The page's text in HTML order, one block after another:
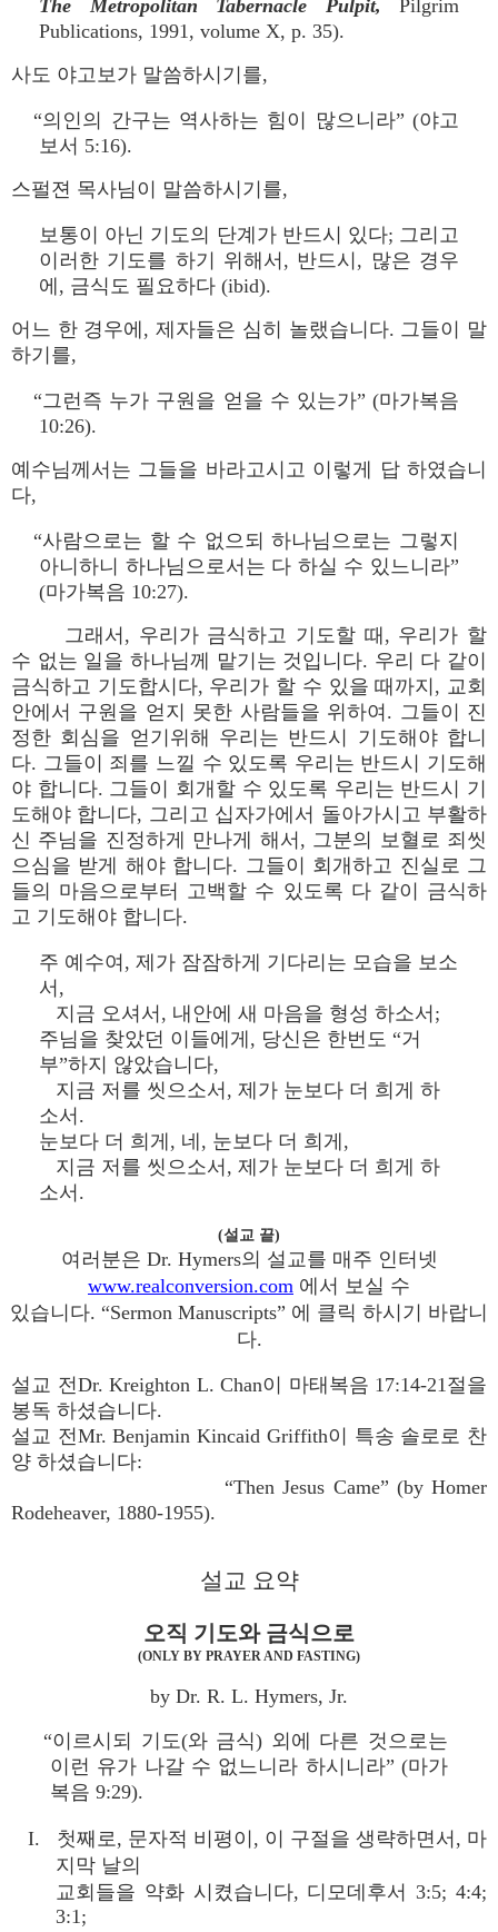
The Metropolitan Tabernacle Pulpit, Pilgrim
Publications, 1991, volume X, p. 35).
사도 야고보가 말씀하시기를,
“의인의 간구는 역사하는 힘이 많으니라” (야고
보서 5:16).
스펄젼 목사님이 말씀하시기를,
보통이 아닌 기도의 단계가 반드시 있다; 그리고
이러한 기도를 하기 위해서, 반드시, 많은 경우
에, 금식도 필요하다 (ibid).
어느 한 경우에, 제자들은 심히 놀랬습니다. 그들이 말
하기를,
“그런즉 누가 구원을 얻을 수 있는가” (마가복음
10:26).
예수님께서는 그들을 바라고시고 이렇게 답 하였습니
다,
“사람으로는 할 수 없으되 하나님으로는 그렇지
아니하니 하나님으로서는 다 하실 수 있느니라”
(마가복음 10:27).
그래서, 우리가 금식하고 기도할 때, 우리가 할
수 없는 일을 하나님께 맡기는 것입니다. 우리 다 같이
금식하고 기도합시다, 우리가 할 수 있을 때까지, 교회
안에서 구원을 얻지 못한 사람들을 위하여. 그들이 진
정한 회심을 얻기위해 우리는 반드시 기도해야 합니
다. 그들이 죄를 느낄 수 있도록 우리는 반드시 기도해
야 합니다. 그들이 회개할 수 있도록 우리는 반드시 기
도해야 합니다, 그리고 십자가에서 돌아가시고 부활하
신 주님을 진정하게 만나게 해서, 그분의 보혈로 죄씻
으심을 받게 해야 합니다. 그들이 회개하고 진실로 그
들의 마음으로부터 고백할 수 있도록 다 같이 금식하
고 기도해야 합니다.
주 예수여, 제가 잠잠하게 기다리는 모습을 보소
서,
지금 오셔서, 내안에 새 마음을 형성 하소서;
주님을 찾았던 이들에게, 당신은 한번도 “거
부”하지 않았습니다,
지금 저를 씻으소서, 제가 눈보다 더 희게 하
소서.
눈보다 더 희게, 네, 눈보다 더 희게,
지금 저를 씻으소서, 제가 눈보다 더 희게 하
소서.
(설교 끝)
여러분은 Dr. Hymers의 설교를 매주 인터넷
www.realconversion.com 에서 보실 수
있습니다. “Sermon Manuscripts” 에 클릭 하시기 바랍니
다.
설교 전Dr. Kreighton L. Chan이 마태복음 17:14-21절을
봉독 하셨습니다.
설교 전Mr. Benjamin Kincaid Griffith이 특송 솔로로 찬
양 하셨습니다:
“Then Jesus Came” (by Homer
Rodeheaver, 1880-1955).
설교 요약
오직 기도와 금식으로
(ONLY BY PRAYER AND FASTING)
by Dr. R. L. Hymers, Jr.
“이르시되 기도(와 금식) 외에 다른 것으로는
이런 유가 나갈 수 없느니라 하시니라” (마가
복음 9:29).
I. 첫째로, 문자적 비평이, 이 구절을 생략하면서, 마
지막 날의
교회들을 약화 시켰습니다, 디모데후서 3:5; 4:4;
3:1;